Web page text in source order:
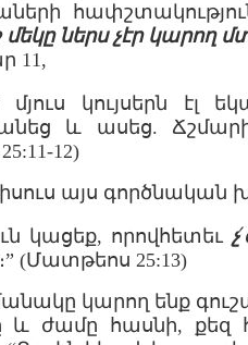
մեկը ներս չէր կարող
11,
մյուս կույսերն
և ասեց.
12)
այս գործնական
կացեք, որովհետեւ չ՛
(Մատթեոս 25:13)
կարող ենք
և ժամը հասնի, քեզ